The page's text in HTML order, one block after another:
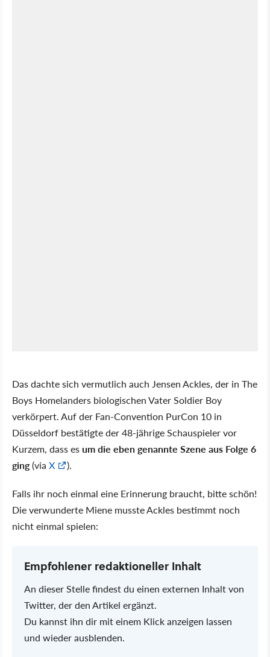
Das dachte sich vermutlich auch Jensen Ackles, der in The
Boys Homelanders biologischen Vater Soldier Boy
verkörpert. Auf der Fan-Convention PurCon 10 in
Düsseldorf bestätigte der 48-jährige Schauspieler vor
Kurzem, dass esum die eben genannte Szene aus Folge 6
ging(via X ).
Falls ihr noch einmal eine Erinnerung braucht, bitte schön!
Die verwunderte Miene musste Ackles bestimmt noch
nicht einmal spielen:
Empfohlener redaktioneller Inhalt
An dieser Stelle findest du einen externen Inhalt von
Twitter, der den Artikel ergänzt.
Du kannst ihn dir mit einem Klick anzeigen lassen
und wieder ausblenden.